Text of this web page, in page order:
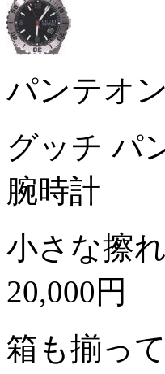
パンテオ
グッチ パ
腕時計
小さな擦
20,000円
箱も揃っ